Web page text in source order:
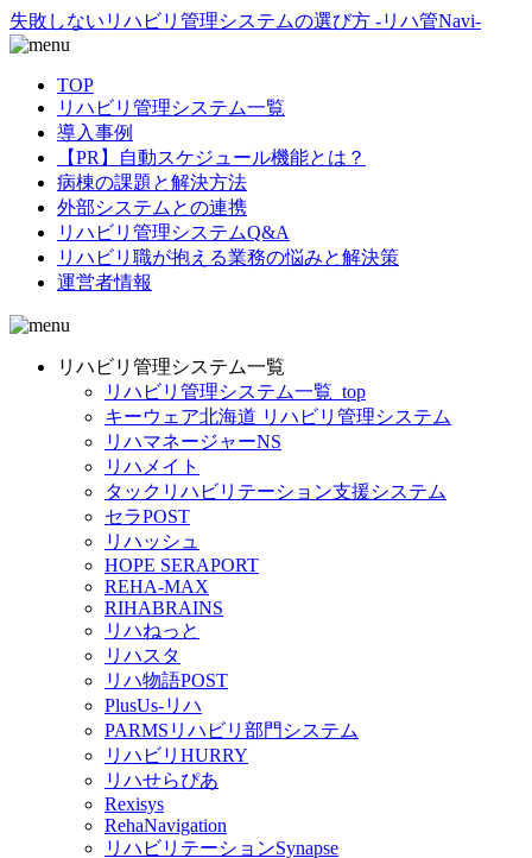
失敗しないリハビリ管理システムの選び方 -リハ管Navi-
TOP
リハビリ管理システム一覧
導入事例
【PR】自動スケジュール機能とは？
病棟の課題と解決方法
外部システムとの連携
リハビリ管理システムQ&A
リハビリ職が抱える業務の悩みと解決策
運営者情報
リハビリ管理システム一覧
リハビリ管理システム一覧_top
キーウェア北海道 リハビリ管理システム
リハマネージャーNS
リハメイト
タックリハビリテーション支援システム
セラPOST
リハッシュ
HOPE SERAPORT
REHA-MAX
RIHABRAINS
リハねっと
リハスタ
リハ物語POST
PlusUs-リハ
PARMSリハビリ部門システム
リハビリHURRY
リハせらぴあ
Rexisys
RehaNavigation
リハビリテーションSynapse